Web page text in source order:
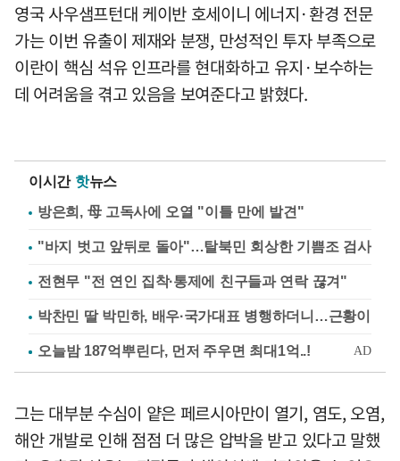
영국 사우샘프턴대 케이반 호세이니 에너지·환경 전문
가는 이번 유출이 제재와 분쟁, 만성적인 투자 부족으로
이란이 핵심 석유 인프라를 현대화하고 유지·보수하는
데 어려움을 겪고 있음을 보여준다고 밝혔다.
이시간 핫뉴스
방은희, 母 고독사에 오열 "이틀 만에 발견"
"바지 벗고 앞뒤로 돌아"…탈북민 회상한 기쁨조 검사
전현무 "전 연인 집착·통제에 친구들과 연락 끊겨"
박찬민 딸 박민하, 배우·국가대표 병행하더니…근황이
그는 대부분 수심이 얕은 페르시아만이 열기, 염도, 오염,
해안 개발로 인해 점점 더 많은 압박을 받고 있다고 말했